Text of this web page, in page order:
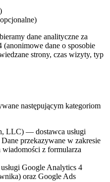
dane analityczne za
dane o sposobie
strony, czas wizyty, typ
następującym kategoriom
LLC) — dostawca usługi
przekazywane w zakresie
wiadomości z formularza
Google Analytics 4
oraz Google Ads